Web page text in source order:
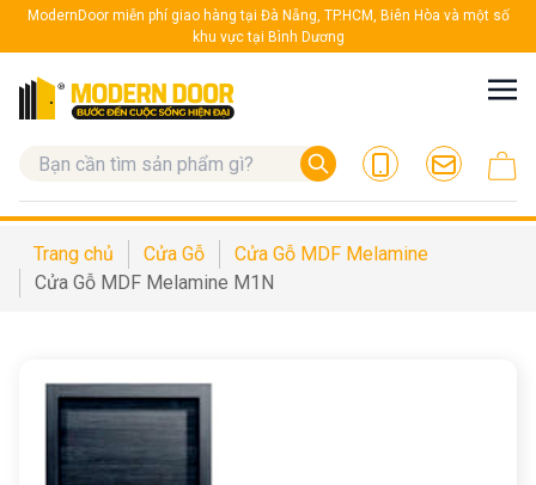
ModernDoor miễn phí giao hàng tại Đà Nẵng, TP.HCM, Biên Hòa và một số
khu vực tại Bình Dương
Trang chủ Cửa Gỗ
Cửa Gỗ MDF Melamine
Cửa Gỗ MDF Melamine M1N